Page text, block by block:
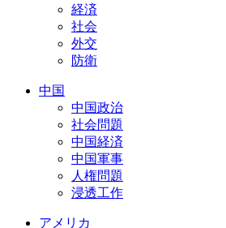
経済
社会
外交
防衛
中国
中国政治
社会問題
中国経済
中国軍事
人権問題
浸透工作
アメリカ